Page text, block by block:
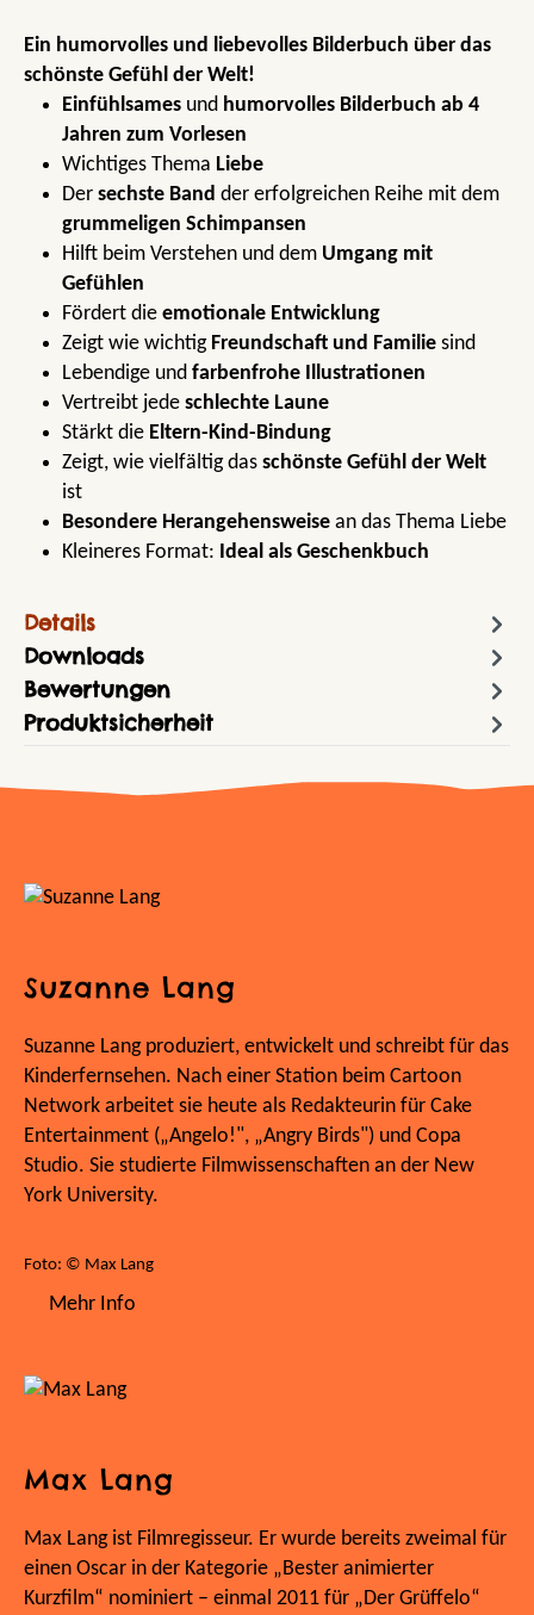
Ein humorvolles und liebevolles Bilderbuch über das
schönste Gefühl der Welt!
Einfühlsames und humorvolles Bilderbuch ab 4
Jahren zum Vorlesen
Wichtiges Thema Liebe
Der sechste Band der erfolgreichen Reihe mit dem
grummeligen Schimpansen
Hilft beim Verstehen und dem Umgang mit
Gefühlen
Fördert die emotionale Entwicklung
Zeigt wie wichtig Freundschaft und Familie sind
Lebendige und farbenfrohe Illustrationen
Vertreibt jede schlechte Laune
Stärkt die Eltern-Kind-Bindung
Zeigt, wie vielfältig das schönste Gefühl der Welt
ist
Besondere Herangehensweise an das Thema Liebe
Kleineres Format: Ideal als Geschenkbuch
Details
Downloads
Bewertungen
Produktsicherheit
Suzanne Lang
Suzanne Lang produziert, entwickelt und schreibt für das
Kinderfernsehen. Nach einer Station beim Cartoon
Network arbeitet sie heute als Redakteurin für Cake
Entertainment („Angelo!", „Angry Birds") und Copa
Studio. Sie studierte Filmwissenschaften an der New
York University.
Foto: © Max Lang
Mehr Info
Max Lang
Max Lang ist Filmregisseur. Er wurde bereits zweimal für
einen Oscar in der Kategorie „Bester animierter
Kurzfilm“ nominiert – einmal 2011 für „Der Grüffelo“